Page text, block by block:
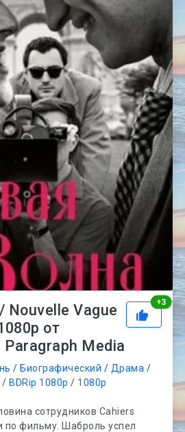
+3
Nouvelle Vague
от
Paragraph Media
/ Биографический / Драма /
/ BDRip 1080p / 1080p
сотрудников Cahiers
по фильму. Шаброль успел